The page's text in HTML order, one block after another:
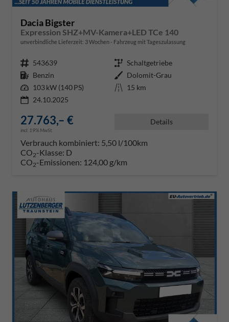
Dacia Bigster
Expression SHZ+MV-Kamera+LED TCe 140
unverbindliche Lieferzeit: 3 Wochen Fahrzeug mit Tageszulassung
Fahrzeugnr. 543639 Getriebe Schaltgetriebe
Kraftstoff Benzin Außenfarbe Dolomit-Grau
Leistung 103 kW (140 PS) Kilometerstand 15 km
24.10.2025
27.763,– €
incl. 19% MwSt.
Details
Verbrauch kombiniert: 5,50 l/100km
CO2-Klasse: D
CO2-Emissionen: 124,00 g/km